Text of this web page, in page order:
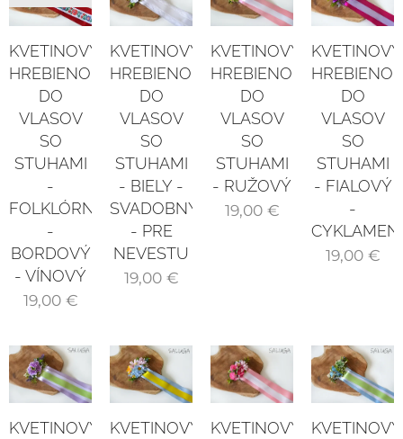
KVETINOVÝ
HREBIENOK
DO
VLASOV
SO
STUHAMI
-
FOLKLÓRNY
-
BORDOVÝ
- VÍNOVÝ
19,00€
KVETINOVÝ
HREBIENOK
DO
VLASOV
SO
STUHAMI
- BIELY -
SVADOBNÝ
- PRE
NEVESTU
19,00€
KVETINOVÝ
HREBIENOK
DO
VLASOV
SO
STUHAMI
- RUŽOVÝ
19,00€
KVETINOVÝ
HREBIENOK
DO
VLASOV
SO
STUHAMI
- FIALOVÝ
-
19,00€
KVETINOVÝ
KVETINOVÝ
KVETINOVÝ
KVETINOVÝ